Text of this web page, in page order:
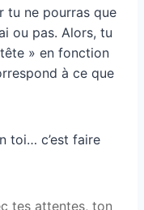
tu ne pourras que
ou pas. Alors, tu
» en fonction
à ce que
toi… c’est faire
tes attentes, ton